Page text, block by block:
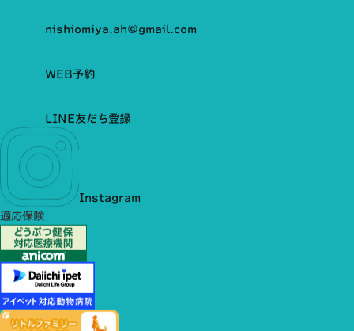
nishiomiya.ah@gmail.com
WEB予約
LINE友だち登録
Instagram
適応保険